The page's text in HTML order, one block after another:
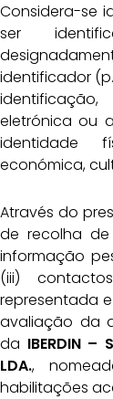
Considera-se
ser
identificador
eletrónica ou
identidade
económica,
Através do
de recolha
informação
(iii)
representada
avaliação da
da IBERDIN –
LDA.,
habilitações